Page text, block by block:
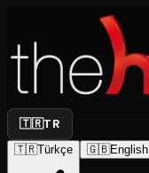
🇹🇷TR
🇹🇷Türkçe 🇬🇧English